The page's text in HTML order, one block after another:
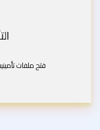
فتح ملفات